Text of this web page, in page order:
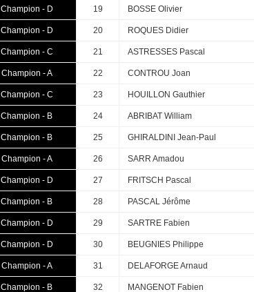
Champion - D 19 BOSSE Olivier
Champion - D 20 ROQUES Didier
Champion - C 21 ASTRESSES Pascal
Champion - A 22 CONTROU Joan
Champion - C 23 HOUILLON Gauthier
Champion - B 24 ABRIBAT William
Champion - B 25 GHIRALDINI Jean-Paul
Champion - A 26 SARR Amadou
Champion - D 27 FRITSCH Pascal
Champion - B 28 PASCAL Jérôme
Champion - D 29 SARTRE Fabien
Champion - D 30 BEUGNIES Philippe
Champion - A 31 DELAFORGE Arnaud
Champion - B 32 MANGENOT Fabien